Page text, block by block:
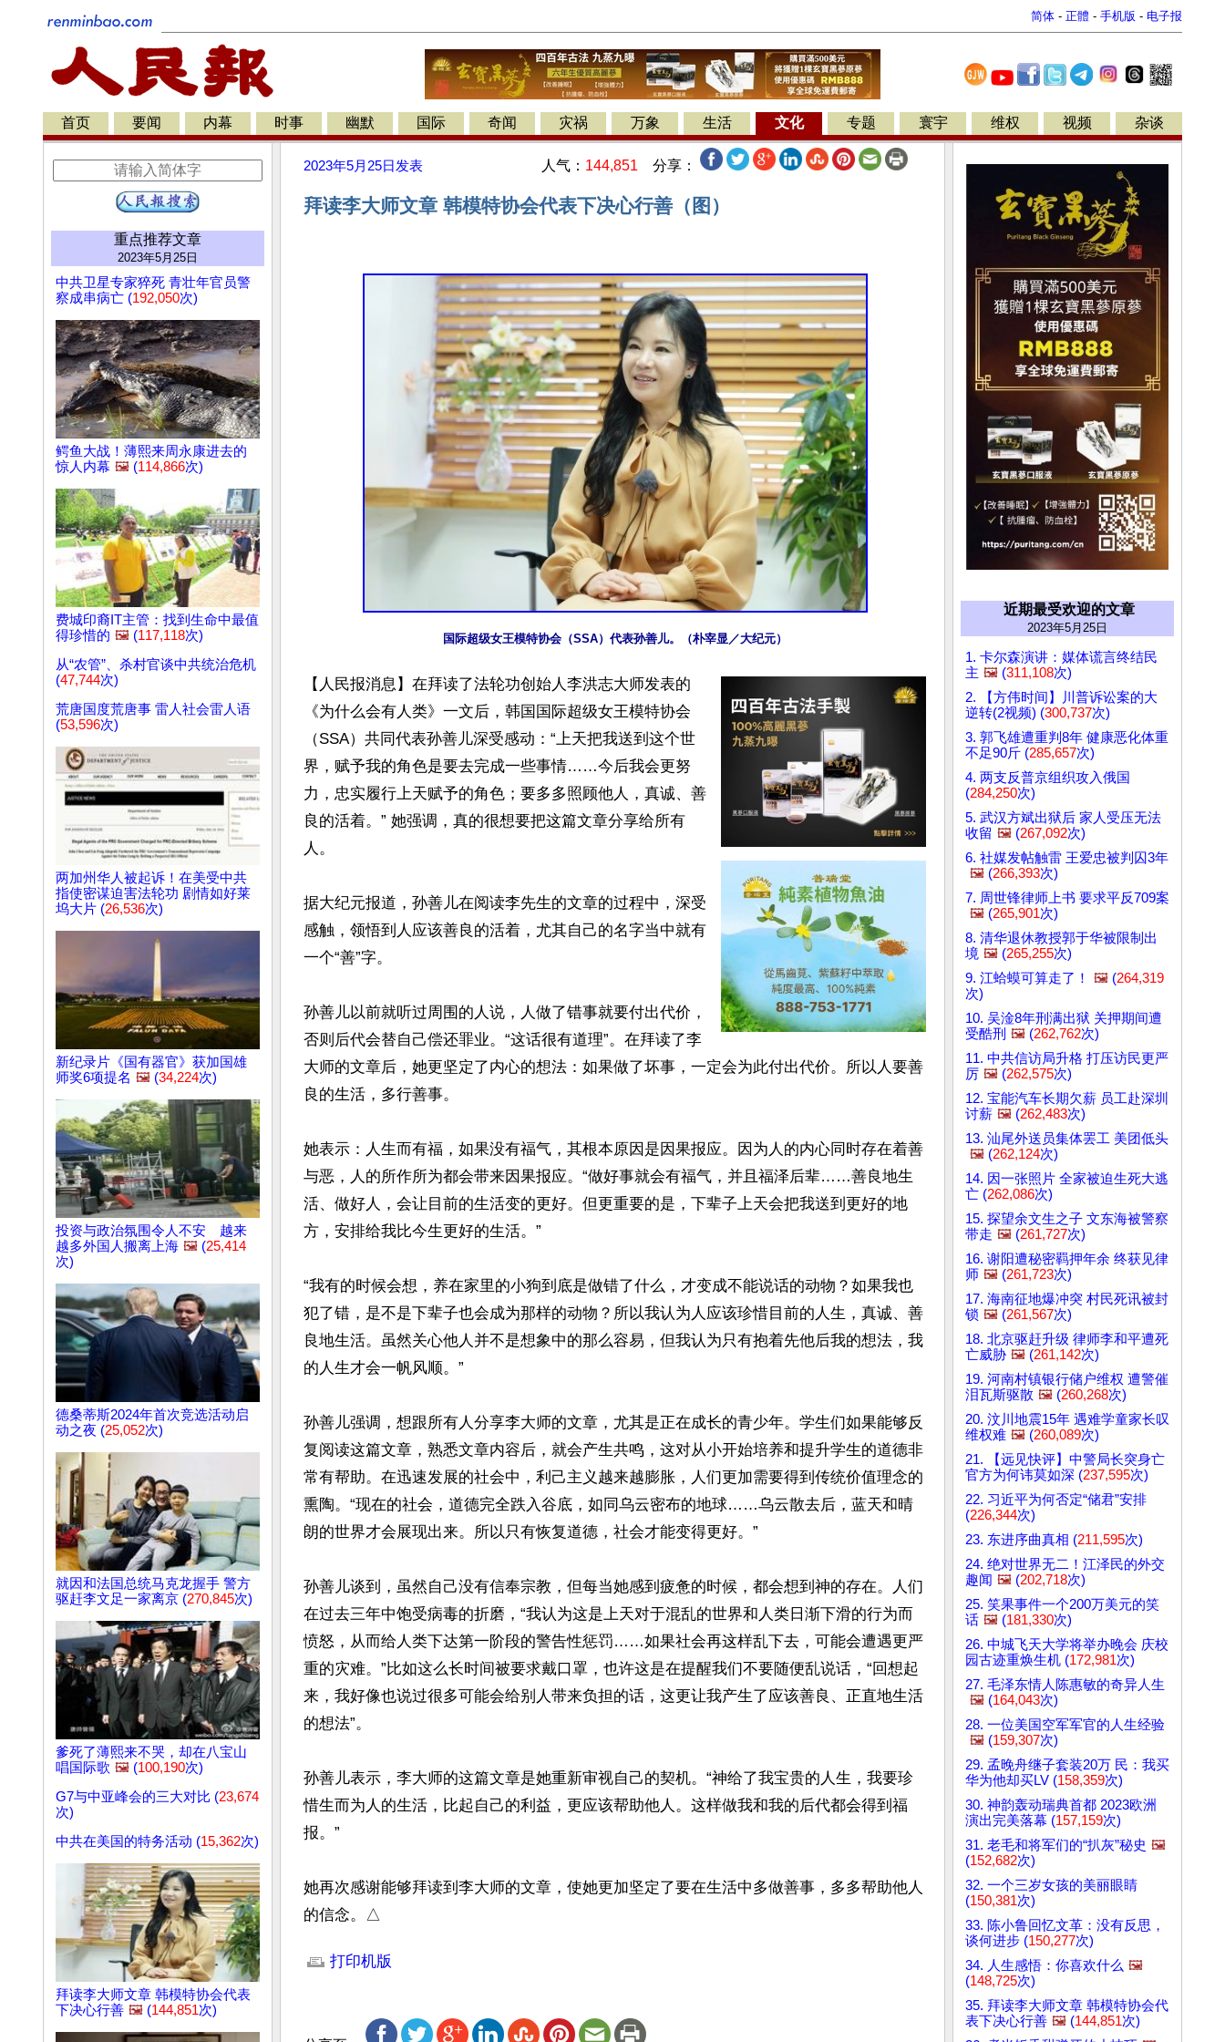
简体 - 正體 - 手机版 - 电子报
首页 要闻 内幕 时事 幽默 国际 奇闻 灾祸 万象 生活 文化 专题 寰宇 维权 视频 杂谈
重点推荐文章
2023年5月25日
中共卫星专家猝死 青壮年官员警
察成串病亡 (192,050次)
鳄鱼大战！薄熙来周永康进去的
惊人内幕 🖼️ (114,866次)
费城印裔IT主管：找到生命中最值
得珍惜的 🖼️ (117,118次)
从“农管”、杀村官谈中共统治危机
(47,744次)
荒唐国度荒唐事 雷人社会雷人语
(53,596次)
两加州华人被起诉！在美受中共
指使密谋迫害法轮功 剧情如好莱
坞大片 (26,536次)
新纪录片《国有器官》获加国雄
师奖6项提名 🖼️ (34,224次)
投资与政治氛围令人不安 越来
越多外国人搬离上海 🖼️ (25,414
次)
德桑蒂斯2024年首次竞选活动启
动之夜 (25,052次)
就因和法国总统马克龙握手 警方
驱赶李文足一家离京 (270,845次)
爹死了薄熙来不哭，却在八宝山
唱国际歌 🖼️ (100,190次)
G7与中亚峰会的三大对比 (23,674
次)
中共在美国的特务活动 (15,362次)
拜读李大师文章 韩模特协会代表
下决心行善 🖼️ (144,851次)
2023年5月25日 发表 人气： 144,851 分享：
拜读李大师文章 韩模特协会代表下决心行善（图）
【人民报消息】在拜读了法轮功创始人李洪志大师发表的
《为什么会有人类》一文后，韩国国际超级女王模特协会
（SSA）共同代表孙善儿深受感动：“上天把我送到这个世
界，赋予我的角色是要去完成一些事情……今后我会更努
力，忠实履行上天赋予的角色；要多多照顾他人，真诚、善
良的活着。” 她强调，真的很想要把这篇文章分享给所有
人。
据大纪元报道，孙善儿在阅读李先生的文章的过程中，深受
感触，领悟到人应该善良的活着，尤其自己的名字当中就有
一个“善”字。
孙善儿以前就听过周围的人说，人做了错事就要付出代价，
否则后代会替自己偿还罪业。“这话很有道理”。在拜读了李
大师的文章后，她更坚定了内心的想法：如果做了坏事，一定会为此付出代价。所以人要善
良的生活，多行善事。
她表示：人生而有福，如果没有福气，其根本原因是因果报应。因为人的内心同时存在着善
与恶，人的所作所为都会带来因果报应。“做好事就会有福气，并且福泽后辈……善良地生
活、做好人，会让目前的生活变的更好。但更重要的是，下辈子上天会把我送到更好的地
方，安排给我比今生更好的生活。”
“我有的时候会想，养在家里的小狗到底是做错了什么，才变成不能说话的动物？如果我也
犯了错，是不是下辈子也会成为那样的动物？所以我认为人应该珍惜目前的人生，真诚、善
良地生活。虽然关心他人并不是想象中的那么容易，但我认为只有抱着先他后我的想法，我
的人生才会一帆风顺。”
孙善儿强调，想跟所有人分享李大师的文章，尤其是正在成长的青少年。学生们如果能够反
复阅读这篇文章，熟悉文章内容后，就会产生共鸣，这对从小开始培养和提升学生的道德非
常有帮助。在迅速发展的社会中，利己主义越来越膨胀，人们更加需要得到传统价值理念的
熏陶。“现在的社会，道德完全跌入谷底，如同乌云密布的地球……乌云散去后，蓝天和晴
朗的世界才会展现出来。所以只有恢复道德，社会才能变得更好。”
孙善儿谈到，虽然自己没有信奉宗教，但每当她感到疲惫的时候，都会想到神的存在。人们
在过去三年中饱受病毒的折磨，“我认为这是上天对于混乱的世界和人类日渐下滑的行为而
愤怒，从而给人类下达第一阶段的警告性惩罚……如果社会再这样乱下去，可能会遭遇更严
重的灾难。”比如这么长时间被要求戴口罩，也许这是在提醒我们不要随便乱说话，“回想起
来，我好像也说过很多可能会给别人带来负担的话，这更让我产生了应该善良、正直地生活
的想法”。
孙善儿表示，李大师的这篇文章是她重新审视自己的契机。“神给了我宝贵的人生，我要珍
惜生而为人的生活，比起自己的利益，更应该帮助他人。这样做我和我的后代都会得到福
报。”
她再次感谢能够拜读到李大师的文章，使她更加坚定了要在生活中多做善事，多多帮助他人
的信念。△
打印机版
近期最受欢迎的文章
2023年5月25日
1. 卡尔森演讲：媒体谎言终结民
主 🖼️ (311,108次)
2. 【方伟时间】川普诉讼案的大
逆转(2视频) (300,737次)
3. 郭飞雄遭重判8年 健康恶化体重
不足90斤 (285,657次)
4. 两支反普京组织攻入俄国
(284,250次)
5. 武汉方斌出狱后 家人受压无法
收留 🖼️ (267,092次)
6. 社媒发帖触雷 王爱忠被判囚3年
🖼️ (266,393次)
7. 周世锋律师上书 要求平反709案
🖼️ (265,901次)
8. 清华退休教授郭于华被限制出
境 🖼️ (265,255次)
9. 江蛤蟆可算走了！
🖼️ (264,319
次)
10. 吴淦8年刑满出狱 关押期间遭
受酷刑 🖼️ (262,762次)
11. 中共信访局升格 打压访民更严
厉 🖼️ (262,575次)
12. 宝能汽车长期欠薪 员工赴深圳
讨薪 🖼️ (262,483次)
13. 汕尾外送员集体罢工 美团低头
🖼️ (262,124次)
14. 因一张照片 全家被迫生死大逃
亡 (262,086次)
15. 探望余文生之子 文东海被警察
带走 🖼️ (261,727次)
16. 谢阳遭秘密羁押年余 终获见律
师 🖼️ (261,723次)
17. 海南征地爆冲突 村民死讯被封
锁 🖼️ (261,567次)
18. 北京驱赶升级 律师李和平遭死
亡威胁 🖼️ (261,142次)
19. 河南村镇银行储户维权 遭警催
泪瓦斯驱散 🖼️ (260,268次)
20. 汶川地震15年 遇难学童家长叹
维权难 🖼️ (260,089次)
21. 【远见快评】中警局长突身亡
官方为何讳莫如深 (237,595次)
22. 习近平为何否定“储君”安排
(226,344次)
23. 东进序曲真相 (211,595次)
24. 绝对世界无二！江泽民的外交
趣闻 🖼️ (202,718次)
25. 笑果事件一个200万美元的笑
话 🖼️ (181,330次)
26. 中城飞天大学将举办晚会 庆校
园古迹重焕生机 (172,981次)
27. 毛泽东情人陈惠敏的奇异人生
🖼️ (164,043次)
28. 一位美国空军军官的人生经验
🖼️ (159,307次)
29. 孟晚舟继子套装20万 民：我买
华为他却买LV (158,359次)
30. 神韵轰动瑞典首都 2023欧洲
演出完美落幕 (157,159次)
31. 老毛和将军们的“扒灰”秘史 🖼️
(152,682次)
32. 一个三岁女孩的美丽眼睛
(150,381次)
33. 陈小鲁回忆文革：没有反思，
谈何进步 (150,277次)
34. 人生感悟：你喜欢什么 🖼️
(148,725次)
35. 拜读李大师文章 韩模特协会代
表下决心行善 🖼️ (144,851次)